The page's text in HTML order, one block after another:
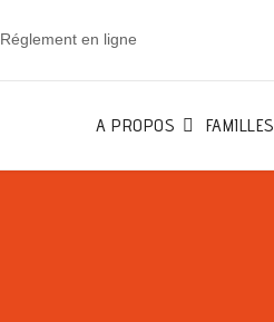
Réglement en ligne
A PROPOS FAMILLES